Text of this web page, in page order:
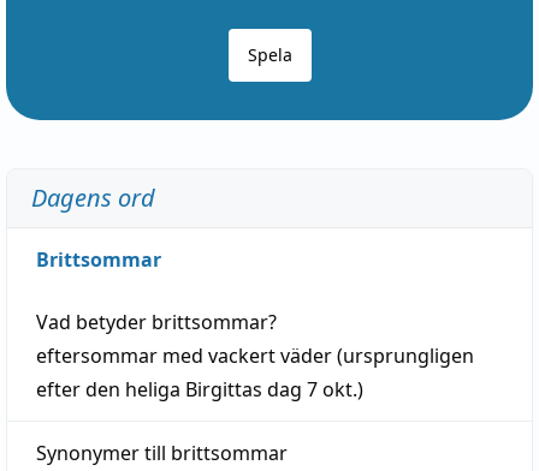
Spela
Dagens ord
Brittsommar
Vad betyder brittsommar?
eftersommar med vackertväder(ursprungligen
efter den heliga Birgittas dag 7 okt.)
Synonymer till brittsommar